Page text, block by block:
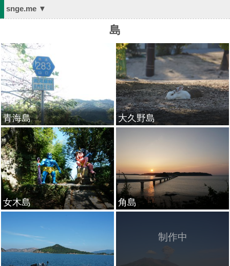
snge.me ▼
島
青海島 大久野島
女木島 角島